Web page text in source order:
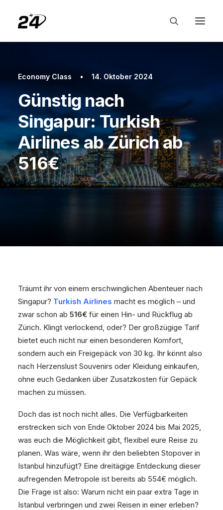
Economy Class • 14. Oktober 2024
Günstig nach
Singapur: Turkish
Airlines ab Zürich ab
516€
Träumt ihr von einem erschwinglichen Abenteuer nach
Singapur? Turkish Airlines macht es möglich – und
zwar schon ab 516€ für einen Hin- und Rückflug ab
Zürich. Klingt verlockend, oder? Der großzügige Tarif
bietet euch nicht nur einen besonderen Komfort,
sondern auch ein Freigepäck von 30 kg. Ihr könnt also
nach Herzenslust Souvenirs oder Kleidung einkaufen,
ohne euch Gedanken über Zusatzkosten für Gepäck
machen zu müssen.
Doch das ist noch nicht alles. Die Verfügbarkeiten
erstrecken sich von Ende Oktober 2024 bis Mai 2025,
was euch die Möglichkeit gibt, flexibel eure Reise zu
planen. Was wäre, wenn ihr den beliebten Stopover in
Istanbul hinzufügt? Eine dreitägige Entdeckung dieser
aufregenden Metropole ist bereits ab 554€ möglich.
Die Frage ist also: Warum nicht ein paar extra Tage in
Istanbul verbringen und zwei Reisen in einer erleben?